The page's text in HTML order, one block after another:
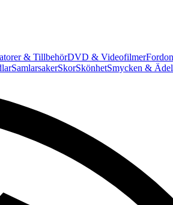
& TillbehörDVD & VideofilmerFordon
SamlarsakerSkorSkönhetSmycken &